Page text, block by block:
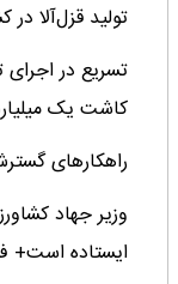
تولید قزل‌آلا در کشور از ۲۷۳
تسریع در
کاشت یک
راهکارهای
وزیر جهاد
ایستاده است+